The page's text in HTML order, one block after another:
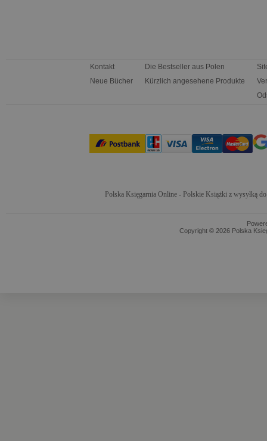
Kontakt
Neue Bücher
Die Bestseller aus Polen
Kürzlich angesehene Produkte
Polska Księgarnia Online - Polskie Książki z wysyłką
Copyright © 2026 Polska